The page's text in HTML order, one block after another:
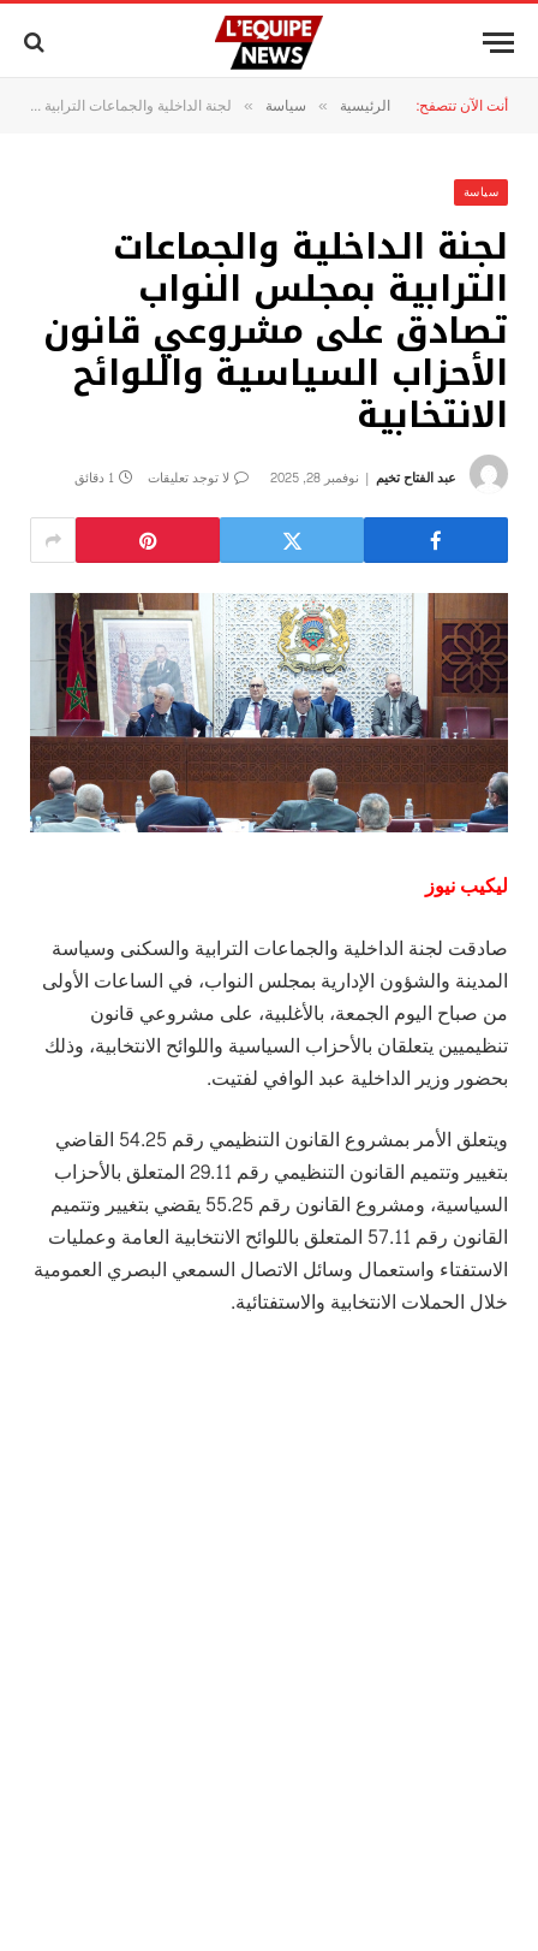
أنت الآن تتصفح: الرئيسية » سياسة » لجنة الداخلية والجماعات الترابية بمجلس النواب تصادق على مشروعي قانون الأحزاب السياسية واللوائح الانتخابية
سياسة
لجنة الداخلية والجماعات
الترابية بمجلس النواب
تصادق على مشروعي قانون
الأحزاب السياسية واللوائح
الانتخابية
عبد الفتاح تخيم نوفمبر 28, 2025 لا توجد تعليقات 1 دقائق
ليكيب نيوز
صادقت لجنة الداخلية والجماعات الترابية والسكنى وسياسة
المدينة والشؤون الإدارية بمجلس النواب، في الساعات الأولى
من صباح اليوم الجمعة، بالأغلبية، على مشروعي قانون
تنظيميين يتعلقان بالأحزاب السياسية واللوائح الانتخابية، وذلك
بحضور وزير الداخلية عبد الوافي لفتيت.
ويتعلق الأمر بمشروع القانون التنظيمي رقم 54.25 القاضي
بتغيير وتتميم القانون التنظيمي رقم 29.11 المتعلق بالأحزاب
السياسية، ومشروع القانون رقم 55.25 يقضي بتغيير وتتميم
القانون رقم 57.11 المتعلق باللوائح الانتخابية العامة وعمليات
الاستفتاء واستعمال وسائل الاتصال السمعي البصري العمومية
خلال الحملات الانتخابية والاستفتائية.